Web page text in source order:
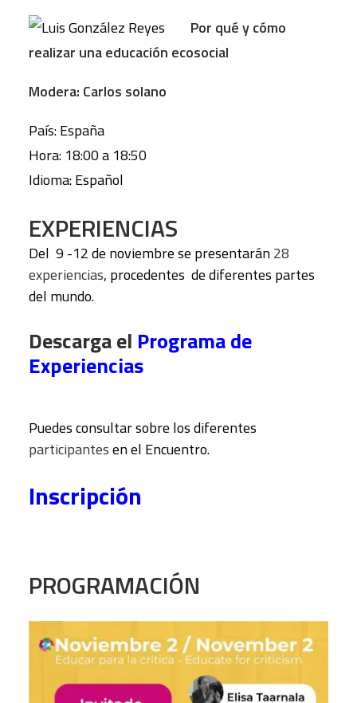
Por qué y cómo
realizar una educación ecosocial
Modera: Carlos solano
País: España
Hora: 18:00 a 18:50
Idioma: Español
EXPERIENCIAS
Del 9 -12 de noviembre se presentarán28
experiencias, procedentes de diferentes partes
del mundo.
Descarga el Programa de
Experiencias
Puedes consultar sobre los diferentes
participantesen el Encuentro.
Inscripción
PROGRAMACIÓN